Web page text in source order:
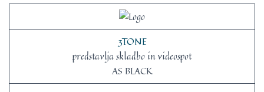
O
3TONE
predstavlja skladbo in videospot
AS BLACK